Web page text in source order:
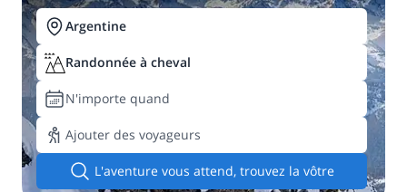
Argentine
Randonnée à cheval
N'importe quand
Ajouter des voyageurs
L'aventure vous attend, trouvez la vôtre